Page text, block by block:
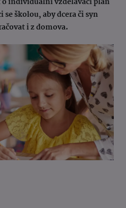
školou, aby dcera či syn
i z domova.